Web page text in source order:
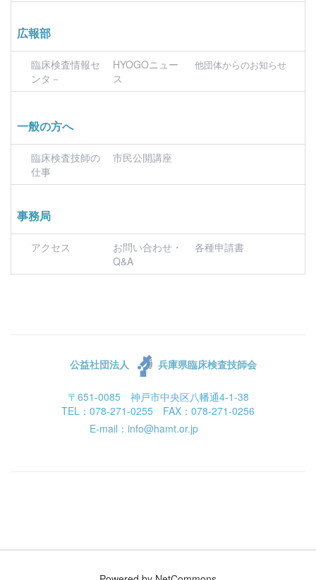
広報部
臨床検査情報セ
ンタ－
HYOGOニュー
ス
他団体からのお知らせ
一般の方へ
臨床検査技師の
仕事
市民公開講座
事務局
アクセス
お問い合わせ・
Q&A
各種申請書
公益社団法人 兵庫県臨床検査技師会
〒651-0085 神戸市中央区八幡通4-1-38
TEL：078-271-0255 FAX：078-271-0256
E-mail：info@hamt.or.jp